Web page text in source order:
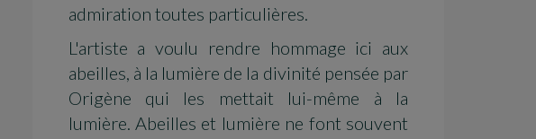
admiration toutes particulières.
L'artiste a voulu rendre hommage ici aux
abeilles, à la lumière de la divinité pensée par
Origène qui les mettait lui-même à la
lumière. Abeilles et lumière ne font souvent